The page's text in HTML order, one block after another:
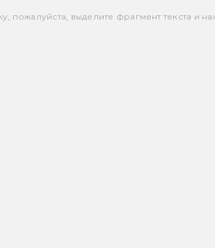
пожалуйста, выделите фрагмент текста и